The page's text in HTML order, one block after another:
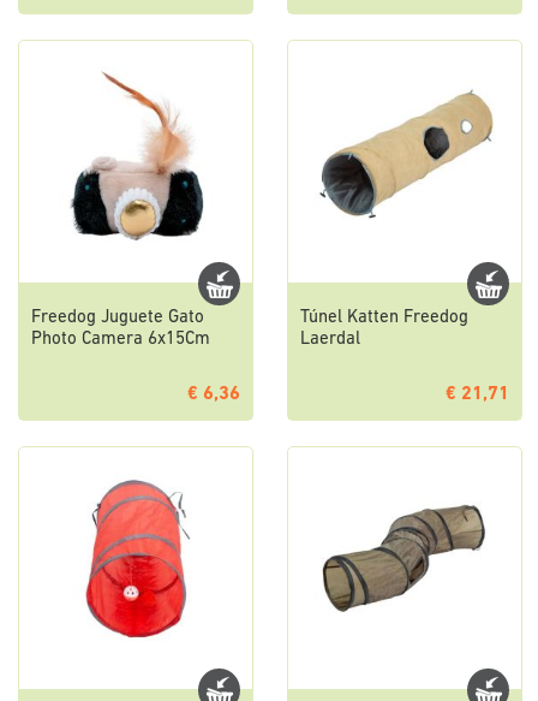
Freedog Juguete Gato
Photo Camera 6x15Cm
€ 6,36
Túnel Katten Freedog
Laerdal
€ 21,71